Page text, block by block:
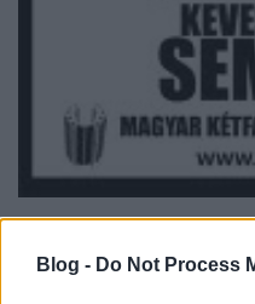
Blog - Do Not Process
tulajdonában lévő